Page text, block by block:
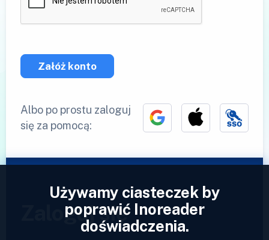
Załóż konto
Albo po prostu zaloguj
się za pomocą:
Zaloguj się
Używamy ciasteczek by
poprawić Inoreader
doświadczenia.